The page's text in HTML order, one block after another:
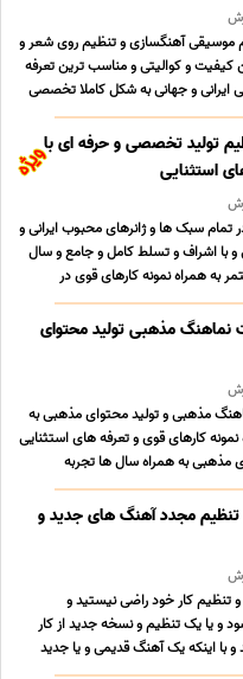
آهنگسازی و تنظیم روی شعر و
کیفیت و کوالیتی و مناسب ترین تعرفه
و جهانی به شکل کاملا تخصصی
جاز ترنس هاوس تکنو الکترونیک
مذهبی ... ...
تولید تخصصی و حرفه ای با
استثنایی
سبک ها و ژانرهای محبوب ایرانی و
با اشراف و تسلط کامل و جامع و سال
به همراه نمونه کارهای قوی در
مناسب ؛ استثنایی و حداقلی تولید
کلیه ... ...مذهبی تولید محتوای
مذهبی و تولید محتوای مذهبی به
کارهای قوی و تعرفه های استثنایی
مذهبی به همراه سال ها تجربه
رسان های فعال همین خط تلگرام روبیکا ایتا بله
از طریق آیدی ... ...
تنظیم مجدد آهنگ های جدید و
تنظیم کار خود راضی نیستید و
و یا یک تنظیم و نسخه جدید از کار
با اینکه یک آهنگ قدیمی و یا جدید
بازخوانی کنید به شکل تنظیم مجدد و